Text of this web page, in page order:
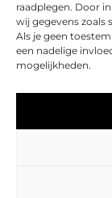
raadplegen. Door
wij gegevens zoals
Als je geen
een nadelige
mogelijkheden.
Spiritualiteit
Inspiratie
Tekeningen Van
Delen